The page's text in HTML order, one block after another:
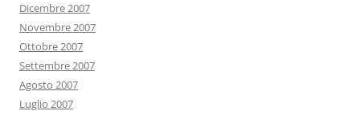
Dicembre 2007
Novembre 2007
Ottobre 2007
Settembre 2007
Agosto 2007
Luglio 2007